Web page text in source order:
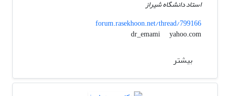
استاد دانشگاه شیراز
forum.rasekhoon.net/thread/799166
dr_emami
yahoo.com
بیشتر